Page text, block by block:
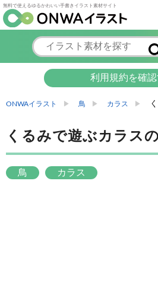
無料で使えるゆるかわいい手書きイラスト素材サイト
利用規約を確認
ONWAイラスト 鳥 カラス
くるみで遊ぶカラス
鳥 カラス